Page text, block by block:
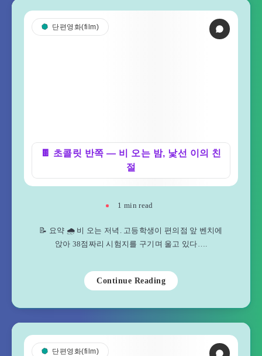
🍫 초콜릿 반쪽 — 비 오는 밤, 낯선 이의 친
절
단편영화(film)
1 min read
📝 요약 🌧️ 비 오는 저녁. 고등학생이 편의점 앞 벤치에
앉아 38점짜리 시험지를 구기며 울고 있다….
Continue Reading
단편영화(film)